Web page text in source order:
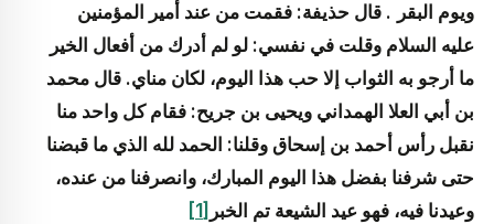
ويوم البقر . قال حذيفة: فقمت من عند أمير المؤمنين
عليه السلام وقلت في نفسي: لو لم أدرك من أفعال الخير
ما أرجو به الثواب إلا حب هذا اليوم، لكان مناي. قال محمد
بن أبي العلا الهمداني ويحيى بن جريح: فقام كل واحد منا
نقبل رأس أحمد بن إسحاق وقلنا: الحمد لله الذي ما قبضنا
حتى شرفنا بفضل هذا اليوم المبارك، وانصرفنا من عنده،
وعيدنا فيه، فهو عيد الشيعة تم الخبر